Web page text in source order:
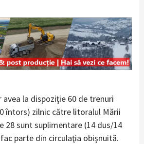
la dispoziţie 60 de trenuri
întors) zilnic către litoralul Mării
28 sunt suplimentare (14 dus/14
parte din circulaţia obişnuită.